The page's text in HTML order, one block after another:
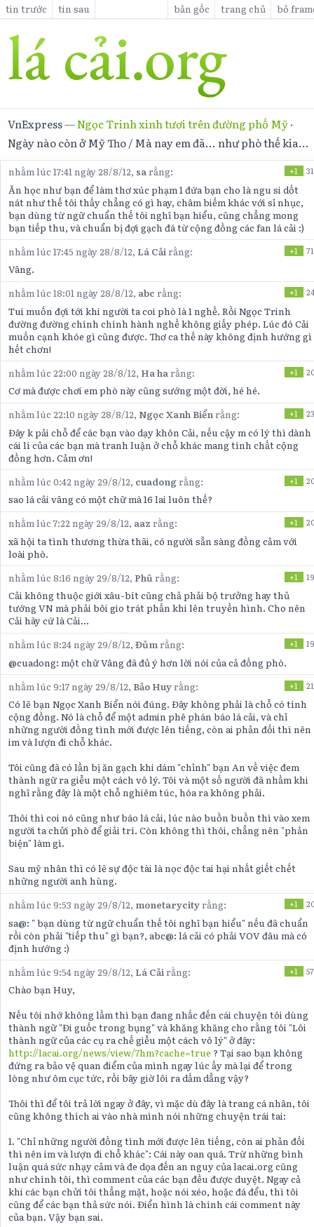
tin trước tin sau bản gốc trang chủ bỏ
VnExpress—Ngọc Trinh xinh tươi trên đường phố Mỹ·
Ngày nào còn ở Mỹ Tho / Mà nay em đã... như phò thế kia...
nhằm lúc 17:41 ngày 28/8/12, sarằng: +1 31
Ăn học như bạn để làm thơ xúc phạm 1 đứa bạn cho là ngu si dốt
nát như thế tôi thấy chẳng có gì hay, châm biếm khác với sỉ nhục,
bạn dùng từ ngữ chuẩn thế tôi nghĩ bạn hiểu, cũng chẳng mong
bạn tiếp thu, và chuẩn bị đợi gạch đá từ cộng đồng các fan lá cải :)
nhằm lúc 17:45 ngày 28/8/12, Lá Cải rằng: +1 71
Vâng.
nhằm lúc 18:01 ngày 28/8/12, abc rằng: +1 24
Tui muốn đợi tới khi người ta coi phò là 1 nghề. Rồi Ngọc Trinh
đường đường chính chính hành nghề không giấy phép. Lúc đó Cải
muốn cạnh khóe gì cũng được. Thơ ca thế này không định hướng gì
hết chơn!
nhằm lúc 22:00 ngày 28/8/12, Ha ha rằng: +1
Cơ mà được chơi em phò này cũng sướng một đời, hé hé.
nhằm lúc 22:10 ngày 28/8/12, Ngọc Xanh Biểnrằng: +1 23
Đây k pải chỗ để các bạn vào dạy khôn Cải, nếu cậy m có lý thì dành
cái lí của các bạn mà tranh luận ở chỗ khác mang tính chất cộng
đồng hơn. Cảm ơn!
nhằm lúc 0:42 ngày 29/8/12, cuadongrằng: +1
sao lá cải vâng có một chữ mà 16 lai luôn thế?
nhằm lúc 7:22 ngày 29/8/12, aaz rằng: +1
xã hội ta tình thương thừa thãi, có người sẵn sàng đồng cảm với
loài phò.
nhằm lúc 8:16 ngày 29/8/12, Phũ rằng: +1 19
Cải không thuộc giới xâu-bít cũng chả phải bộ trưởng hay thủ
tướng VN mà phải bôi gio trát phấn khi lên truyền hình. Cho nên
Cải hãy cứ là Cải...
nhằm lúc 8:24 ngày 29/8/12,Đủmrằng: +1 19
@cuadong: một chữ Vâng đã đủ ý hơn lời nói của cả đống phò.
nhằm lúc 9:17 ngày 29/8/12, Bảo Huyrằng: +1 21
Có lẽ bạn Ngọc Xanh Biển nói đúng. Đây không phải là chỗ có tính
cộng đồng. Nó là chỗ để một admin phê phán báo lá cải, và chỉ
những người đồng tình mới được lên tiếng, còn ai phản đối thì nên
im và lượn đi chỗ khác.
Tôi cũng đã có lần bị ăn gạch khi dám "chỉnh" bạn An về việc đem
thành ngữ ra giễu một cách vô lý. Tôi và một số người đã nhầm khi
nghĩ rằng đây là một chỗ nghiêm túc, hóa ra không phải.
Thôi thì coi nó cũng như báo lá cải, lúc nào buồn buồn thì vào xem
người ta chửi phò để giải trí. Còn không thì thôi, chẳng nên "phản
biện" làm gì.
Sau mỹ nhân thì có lẽ sự độc tài là nọc độc tai hại nhất giết chết
những người anh hùng.
nhằm lúc 9:53 ngày 29/8/12, monetarycityrằng: +1
sa@: " bạn dùng từ ngữ chuẩn thế tôi nghĩ bạn hiểu" nếu đã chuẩn
rồi còn phải "tiếp thu" gì bạn?, abc@: lá cải có phải VOV đâu mà có
định hướng :)
nhằm lúc 9:54 ngày 29/8/12, Lá Cải rằng: +1 57
Chào bạn Huy,
Nếu tôi nhớ không lầm thì bạn đang nhắc đến cái chuyện tôi dùng
thành ngữ "Đi guốc trong bụng" và khăng khăng cho rằng tôi "Lôi
thành ngữ của các cụ ra chế giễu một cách vô lý" ở đây:
http://lacai.org/news/view/7hm?cache=true ? Tại sao bạn không
đứng ra bảo vệ quan điểm của mình ngay lúc ấy mà lại để trong
lòng như ôm cục tức, rồi bây giờ lôi ra dấm dẳng vậy?
Thôi thì để tôi trả lời ngay ở đây, vì mặc dù đây là trang cá nhân, tôi
cũng không thích ai vào nhà mình nói những chuyện trái tai:
1. "Chỉ những người đồng tình mới được lên tiếng, còn ai phản đối
thì nên im và lượn đi chỗ khác": Cái này oan quá. Trừ những bình
luận quá sức nhạy cảm và đe dọa đến an nguy của lacai.org cũng
như chính tôi, thì comment của các bạn đều được duyệt. Ngay cả
khi các bạn chửi tôi thẳng mặt, hoặc nói xéo, hoặc đá đểu, thì tôi
cũng để các bạn thả sức nói. Điển hình là chính cái comment này
của bạn. Vậy bạn sai.